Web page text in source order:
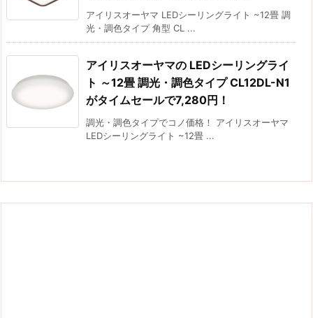
アイリスオーヤマ LEDシーリングライト ~12畳 調
光・調色タイプ 角型 CL ...
アイリスオーヤマの LEDシーリングライ
ト ～12畳 調光・調色タイプ CL12DL-N1
がタイムセールで7,280円！
調光・調色タイプでコノ価格！ アイリスオーヤマ
LEDシーリングライト ~12畳 ...